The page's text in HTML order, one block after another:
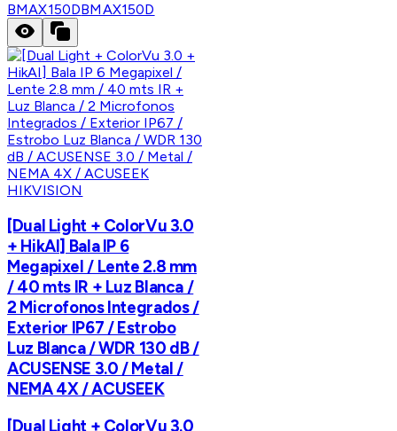
BMAX150DBMAX150D
HIKVISION
[Dual Light + ColorVu 3.0
+ HikAI] Bala IP 6
Megapixel / Lente 2.8 mm
/ 40 mts IR + Luz Blanca /
2 Microfonos Integrados /
Exterior IP67 / Estrobo
Luz Blanca / WDR 130 dB /
ACUSENSE 3.0 / Metal /
NEMA 4X / ACUSEEK
[Dual Light + ColorVu 3.0